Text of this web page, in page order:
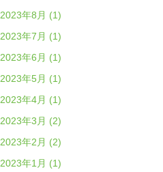
2023年8月 (1)
2023年7月 (1)
2023年6月 (1)
2023年5月 (1)
2023年4月 (1)
2023年3月 (2)
2023年2月 (2)
2023年1月 (1)